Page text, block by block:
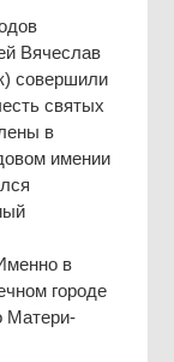
Вячеслав
совершили
святых
в
имении
в
городе
Матери-